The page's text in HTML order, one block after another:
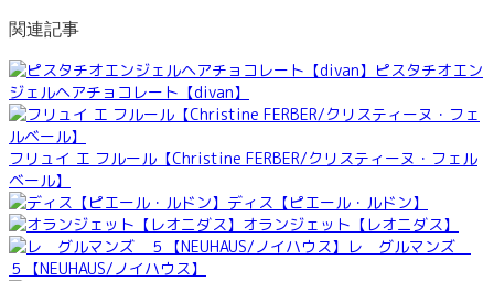
関連記事
ピスタチオエン
ジェルヘアチョコレート【divan】
フリュイ エ フルール【Christine FERBER/クリスティーヌ・フェル
ベール】
ディス【ピエール・ルドン】
オランジェット【レオニダス】
レ グルマンズ
５【NEUHAUS/ノイハウス】